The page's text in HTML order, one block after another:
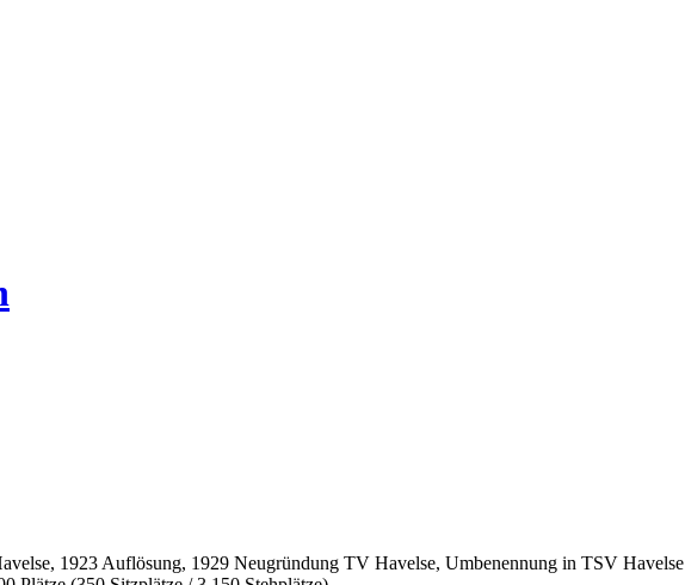
1923 Auflösung, 1929 Neugründung TV Havelse, Umbenennung in TSV Havelse